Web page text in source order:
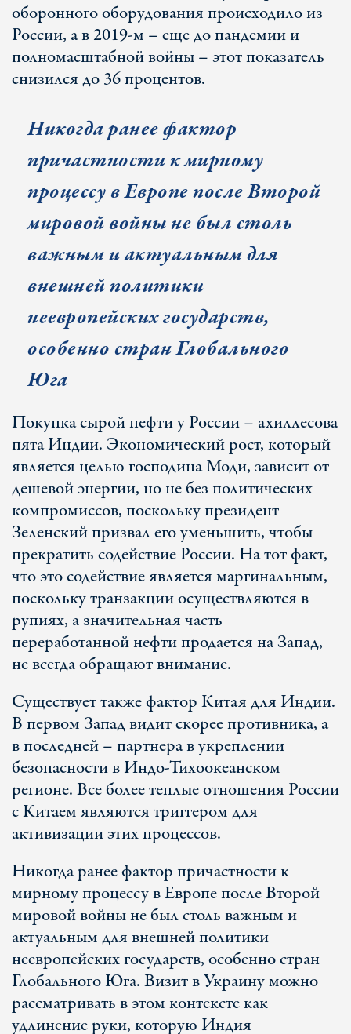
оборонного оборудования происходило из
России, а в 2019-м – еще до пандемии и
полномасштабной войны – этот показатель
снизился до 36 процентов.
Никогда ранее фактор
причастности к мирному
процессу в Европе после Второй
мировой войны не был столь
важным и актуальным для
внешней политики
неевропейских государств,
особенно стран Глобального
Юга
Покупка сырой нефти у России – ахиллесова
пята Индии. Экономический рост, который
является целью господина Моди, зависит от
дешевой энергии, но не без политических
компромиссов, поскольку президент
Зеленский призвал его уменьшить, чтобы
прекратить содействие России. На тот факт,
что это содействие является маргинальным,
поскольку транзакции осуществляются в
рупиях, а значительная часть
переработанной нефти продается на Запад,
не всегда обращают внимание.
Существует также фактор Китая для Индии.
В первом Запад видит скорее противника, а
в последней – партнера в укреплении
безопасности в Индо-Тихоокеанском
регионе. Все более теплые отношения России
с Китаем являются триггером для
активизации этих процессов.
Никогда ранее фактор причастности к
мирному процессу в Европе после Второй
мировой войны не был столь важным и
актуальным для внешней политики
неевропейских государств, особенно стран
Глобального Юга. Визит в Украину можно
рассматривать в этом контексте как
удлинение руки, которую Индия